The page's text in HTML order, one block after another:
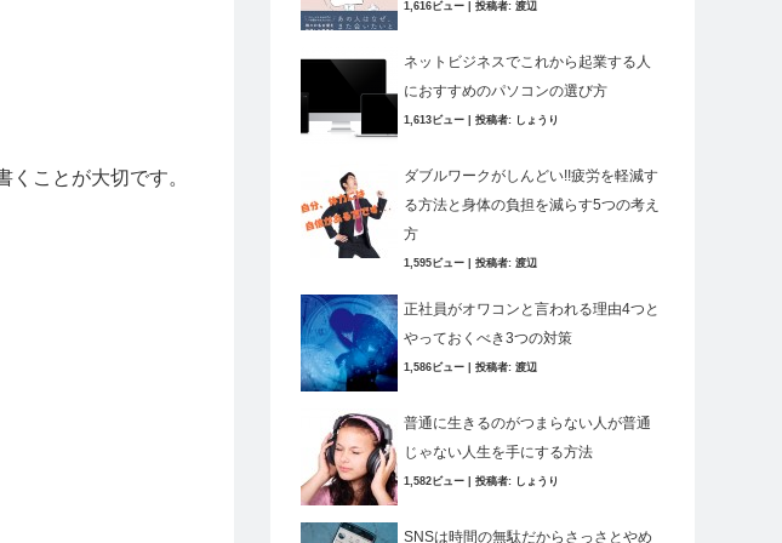
ことが大切です。
1,616ビュー 投稿者: 渡辺
ネットビジネスでこれから起業する人
におすすめのパソコンの選び方
1,613ビュー 投稿者: しょうり
ダブルワークがしんどい!!疲労を軽減す
る方法と身体の負担を減らす5つの考え
方
1,595ビュー 投稿者: 渡辺
正社員がオワコンと言われる理由4つと
やっておくべき3つの対策
1,586ビュー 投稿者: 渡辺
普通に生きるのがつまらない人が普通
じゃない人生を手にする方法
1,582ビュー 投稿者: しょうり
SNSは時間の無駄だからさっさとやめ